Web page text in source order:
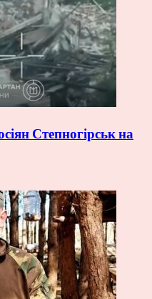
Степногірськ на